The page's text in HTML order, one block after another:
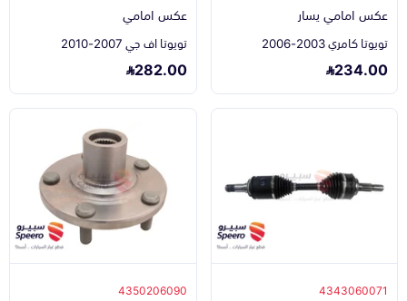
عكس امامي يسار
تويوتا كامري 2003-2006
234.00
عكس امامي
تويوتا اف جي 2007-2010
282.00
4343060071
4350206090